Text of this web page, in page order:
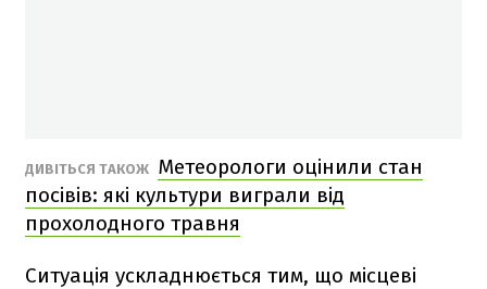
ДИВІТЬСЯ ТАКОЖ Метеорологи оцінили стан
посівів: які культури виграли від
прохолодного травня
Ситуація ускладнюється тим, що місцеві